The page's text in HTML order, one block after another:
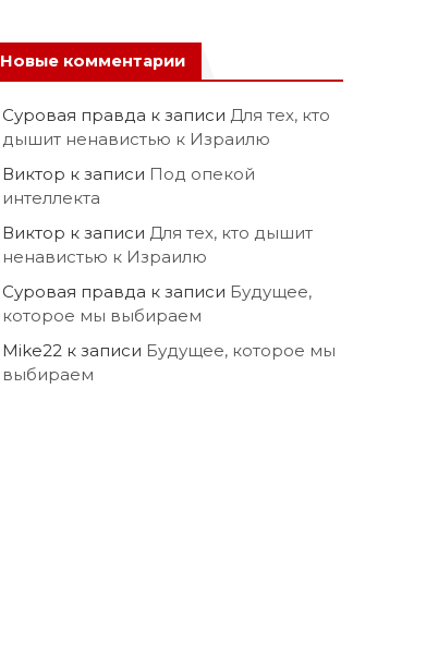
Новые комментарии
Суровая правда к записи Для тех, кто
дышит ненавистью к Израилю
Виктор к записи Под опекой
интеллекта
Виктор к записи Для тех, кто дышит
ненавистью к Израилю
Суровая правда к записи Будущее,
которое мы выбираем
Mike22 к записи Будущее, которое мы
выбираем